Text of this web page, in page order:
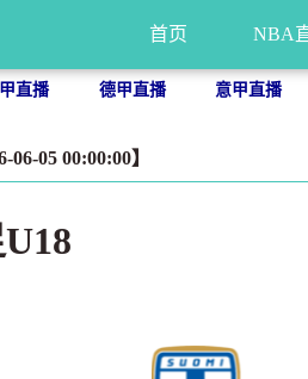
首页 NBA
直播 德甲直播 意甲直播
05 00:00:00】